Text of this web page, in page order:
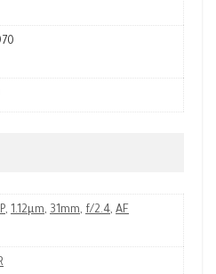
, 1.12µm, 31mm, f/2.4, AF